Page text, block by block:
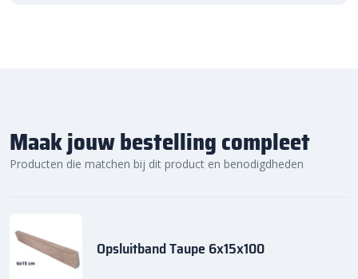
Maak jouw bestelling compleet
Producten die matchen bij dit product en benodigdheden
Opsluitband Taupe 6x15x100